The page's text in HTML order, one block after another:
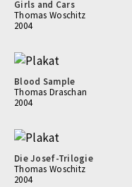
Girls and Cars
Thomas Woschitz
2004
Blood Sample
Thomas Draschan
2004
Die Josef-Trilogie
Thomas Woschitz
2004